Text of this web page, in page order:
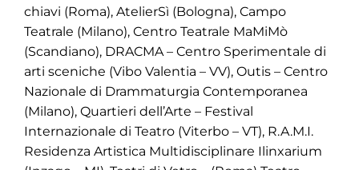
chiavi (Roma), AtelierSì (Bologna), Campo
Teatrale (Milano), Centro Teatrale MaMiMò
(Scandiano), DRACMA – Centro Sperimentale di
arti sceniche (Vibo Valentia – VV), Outis – Centro
Nazionale di Drammaturgia Contemporanea
(Milano), Quartieri dell’Arte – Festival
Internazionale di Teatro (Viterbo – VT), R.A.M.I.
Residenza Artistica Multidisciplinare Ilinxarium